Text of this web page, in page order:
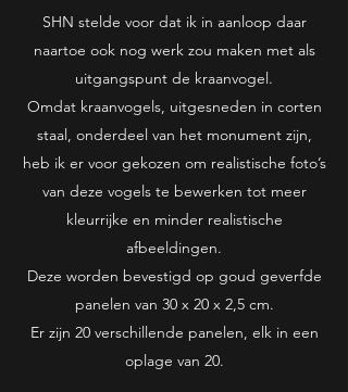
SHN stelde voor dat ik in aanloop daar
naartoe ook nog werk zou maken met als
uitgangspunt de kraanvogel.
Omdat kraanvogels, uitgesneden in corten
staal, onderdeel van het monument zijn,
heb ik er voor gekozen om realistische foto’s
van deze vogels te bewerken tot meer
kleurrijke en minder realistische
afbeeldingen.
Deze worden bevestigd op goud geverfde
panelen van 30 x 20 x 2,5 cm.
Er zijn 20 verschillende panelen, elk in een
oplage van 20.